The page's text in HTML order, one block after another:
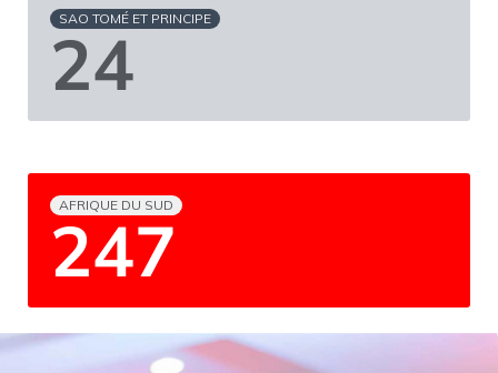
SAO TOMÉ ET PRINCIPE
33
AFRIQUE DU SUD
336